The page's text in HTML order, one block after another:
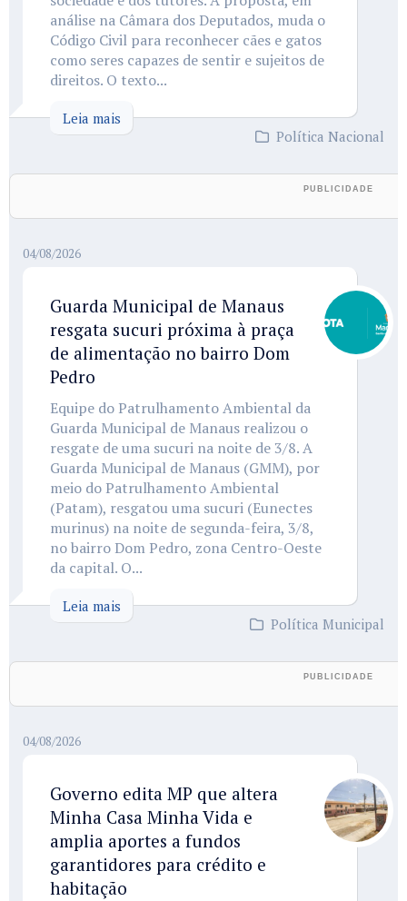
análise na Câmara dos Deputados, muda o
Código Civil para reconhecer cães e gatos
como seres capazes de sentir e sujeitos de
direitos. O texto...
Leia mais
Política Nacional
04/08/2026
Guarda Municipal de Manaus
resgata sucuri próxima à praça
de alimentação no bairro Dom
Pedro
Equipe do Patrulhamento Ambiental da
Guarda Municipal de Manaus realizou o
resgate de uma sucuri na noite de 3/8. A
Guarda Municipal de Manaus (GMM), por
meio do Patrulhamento Ambiental
(Patam), resgatou uma sucuri (Eunectes
murinus) na noite de segunda-feira, 3/8,
no bairro Dom Pedro, zona Centro-Oeste
da capital. O...
Leia mais
Política Municipal
04/08/2026
Governo edita MP que altera
Minha Casa Minha Vida e
amplia aportes a fundos
garantidores para crédito e
habitação